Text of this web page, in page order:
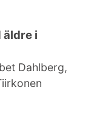
äldre i
Dahlberg,